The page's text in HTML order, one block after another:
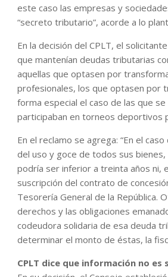
este caso las empresas y
“secreto tributario”, acorde a lo
En la decisión del CPLT, el
que mantenían deudas tributarias
aquellas que optasen por
profesionales, los que optasen por
forma especial el caso de las que
participaban en torneos deportivos
En el reclamo se agrega: “En el
del uso y goce de todos sus
podría ser inferior a treinta años ni,
suscripción del contrato de
Tesorería General de la República.
derechos y las obligaciones
codeudora solidaria de esa deuda
determinar el monto de éstas, la
CPLT dice que información no es